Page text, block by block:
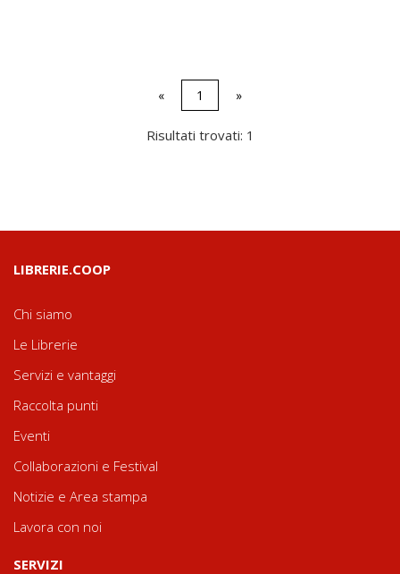
« 1 »
Risultati trovati: 1
LIBRERIE.COOP
Chi siamo
Le Librerie
Servizi e vantaggi
Raccolta punti
Eventi
Collaborazioni e Festival
Notizie e Area stampa
Lavora con noi
SERVIZI